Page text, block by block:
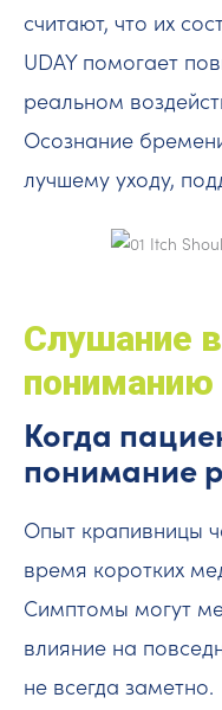
считают, что их
UDAY помогает
реальном
Осознание
лучшему уходу,
Слушание
пониманию
Когда
понимание
Опыт крапивницы
время коротких
Симптомы могут
влияние на
не всегда заметно.